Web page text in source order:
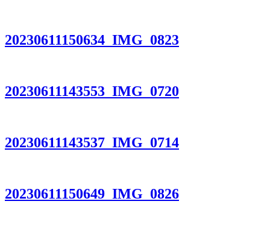
20230611150634_IMG_0823
20230611143553_IMG_0720
20230611143537_IMG_0714
20230611150649_IMG_0826